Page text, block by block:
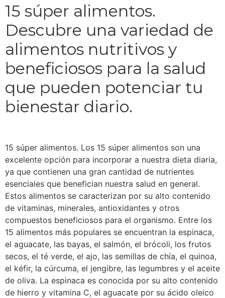
15 súper alimentos.
Descubre una variedad de
alimentos nutritivos y
beneficiosos para la salud
que pueden potenciar tu
bienestar diario.
15 súper alimentos. Los 15 súper alimentos son una
excelente opción para incorporar a nuestra dieta diaria,
ya que contienen una gran cantidad de nutrientes
esenciales que benefician nuestra salud en general.
Estos alimentos se caracterizan por su alto contenido
de vitaminas, minerales, antioxidantes y otros
compuestos beneficiosos para el organismo. Entre los
15 alimentos más populares se encuentran la espinaca,
el aguacate, las bayas, el salmón, el brócoli, los frutos
secos, el té verde, el ajo, las semillas de chía, el quinoa,
el kéfir, la cúrcuma, el jengibre, las legumbres y el aceite
de oliva. La espinaca es conocida por su alto contenido
de hierro y vitamina C, el aguacate por su ácido oleico